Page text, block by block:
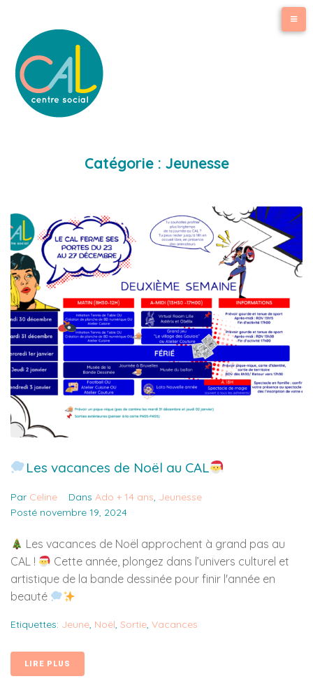
Catégorie : Jeunesse
Les vacances de Noël au CAL
Par Celine Dans Ado + 14 ans, Jeunesse
Posté novembre 19, 2024
Les vacances de Noël approchent à grand pas au
CAL !
Cette année, plongez dans l’univers culturel et
artistique de la bande dessinée pour finir l'année en
beauté
Etiquettes: Jeune, Noël, Sortie, Vacances
LIRE PLUS